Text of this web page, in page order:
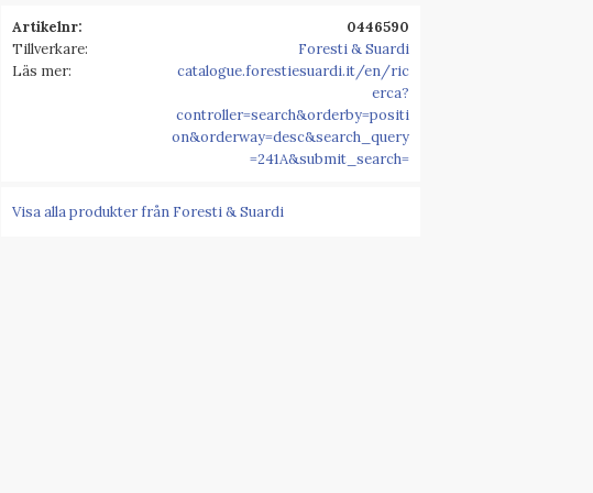
Artikelnr
0446590
Tillverkare
Foresti & Suardi
Läs mer
catalogue.forestiesuardi.it/en/ric
erca?
controller=search&orderby=positi
on&orderway=desc&search_query
=241A&submit_search=
Visa alla produkter från Foresti & Suardi